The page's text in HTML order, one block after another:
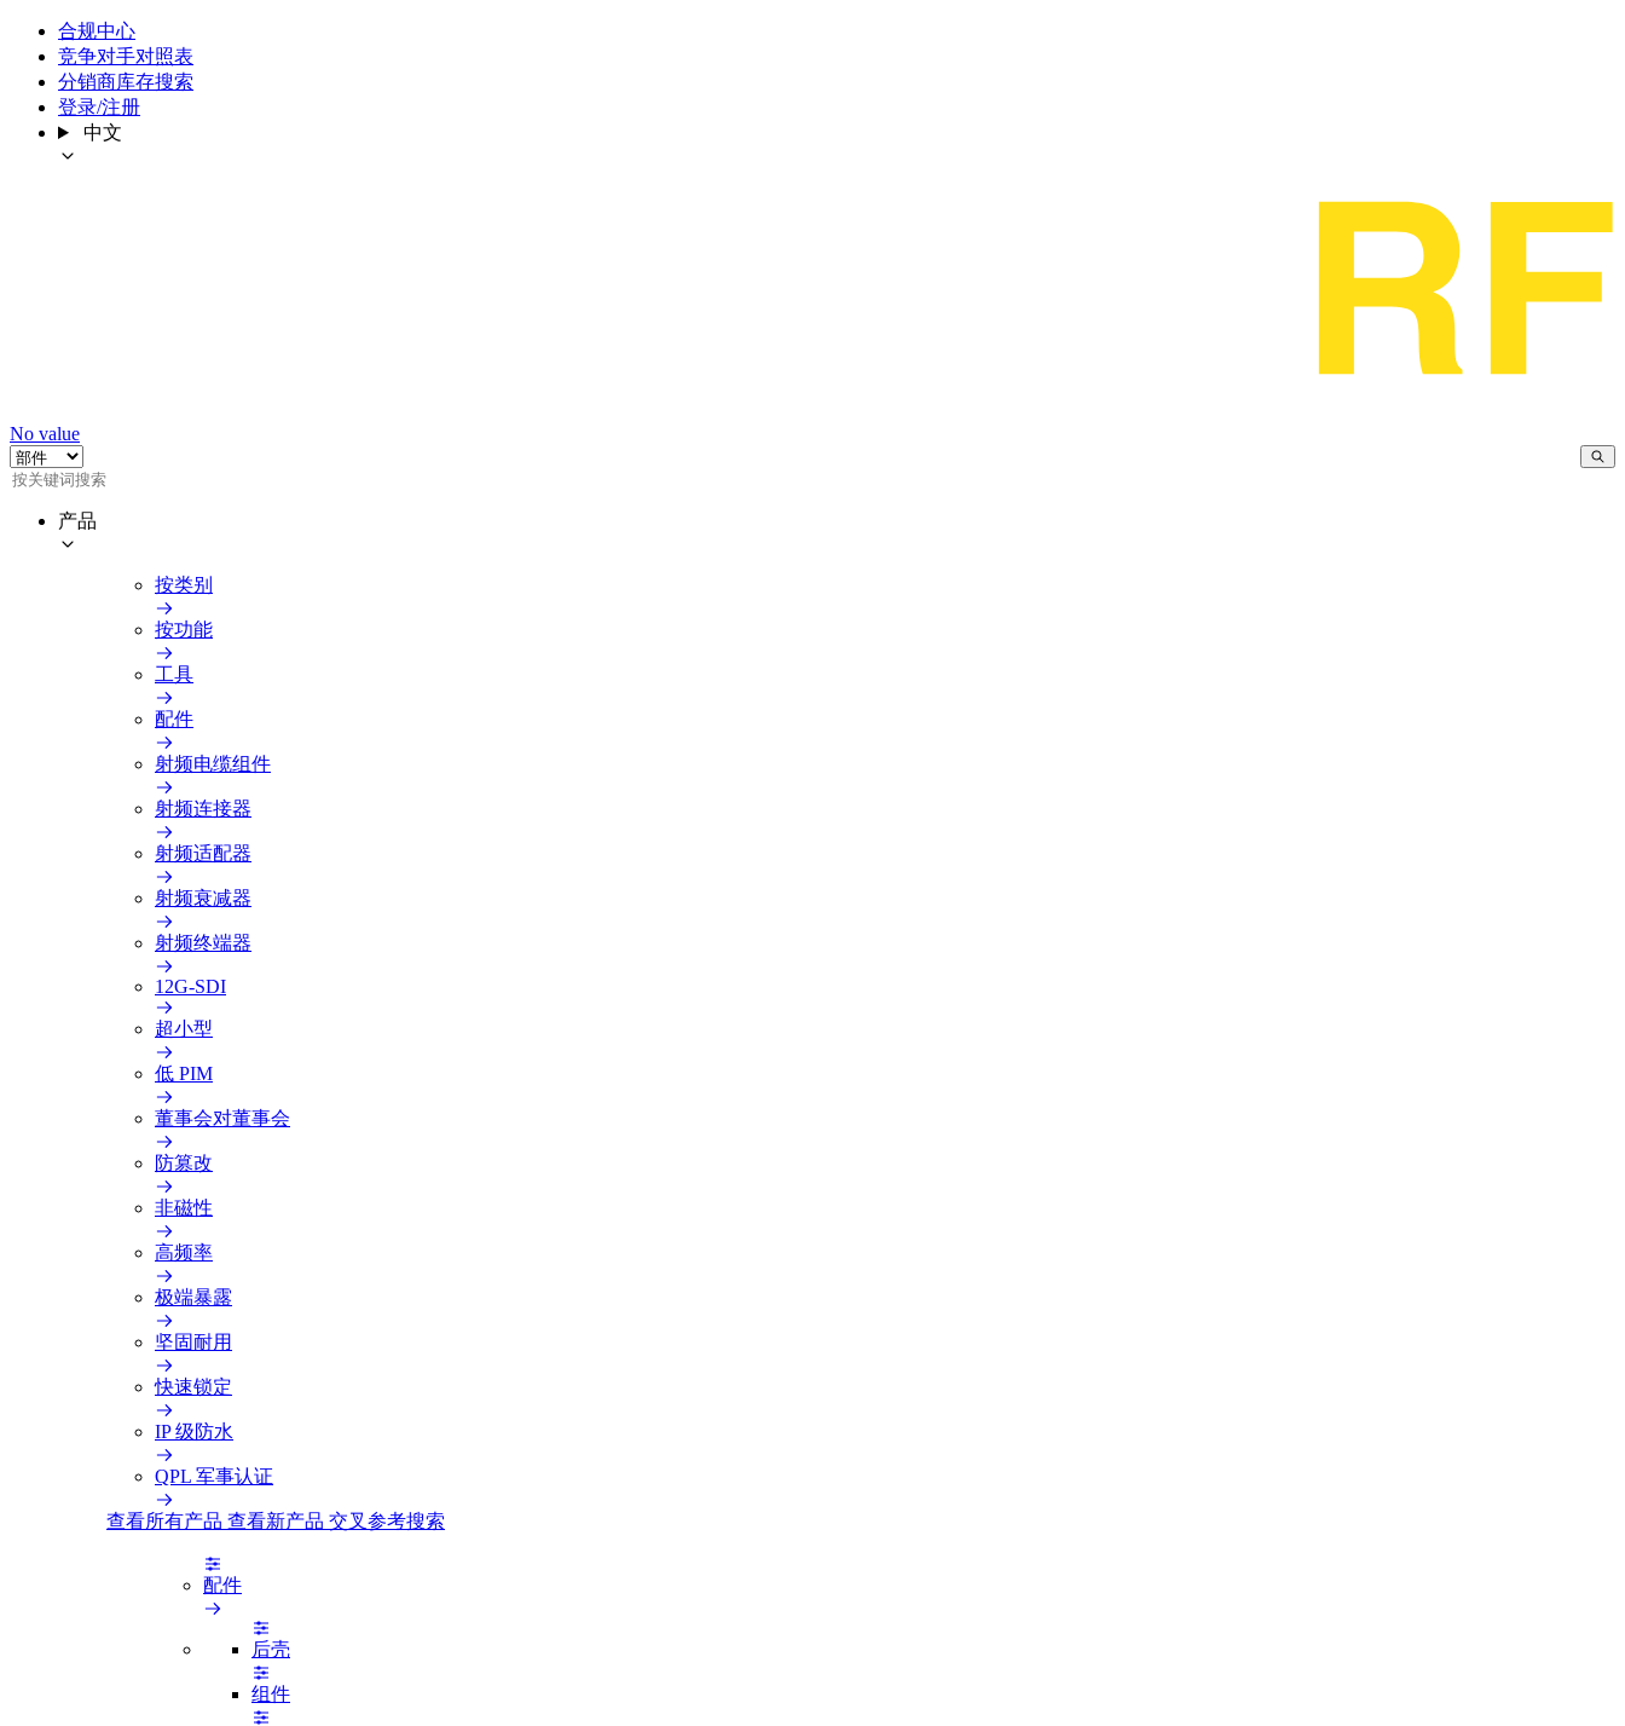
合规中心
竞争对手对照表
分销商库存搜索
登录/注册
中文
No value
产品
按类别
按功能
工具
配件
射频电缆组件
射频连接器
射频适配器
射频衰减器
射频终端器
12G-SDI
超小型
低 PIM
董事会对董事会
防篡改
非磁性
高频率
极端暴露
坚固耐用
快速锁定
IP 级防水
QPL 军事认证
查看所有产品 查看新产品 交叉参考搜索
配件
后壳
组件